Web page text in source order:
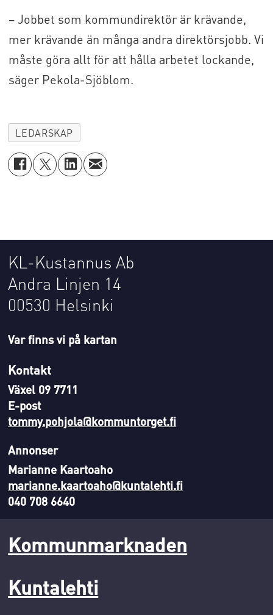
– Jobbet som kommundirektör är krävande,
mer krävande än många andra direktörsjobb. Vi
måste göra allt för att hålla arbetet lockande,
säger Pekola-Sjöblom.
LEDARSKAP
KL-Kustannus Ab
Andra Linjen 14
00530 Helsinki
Var finns vi på kartan
Kontakt
Växel 09 7711
E-post
tommy.pohjola@kommuntorget.fi
Annonser
Marianne Kaartoaho
marianne.kaartoaho@kuntalehti.fi
040 708 6640
Kommunmarknaden
Kuntalehti